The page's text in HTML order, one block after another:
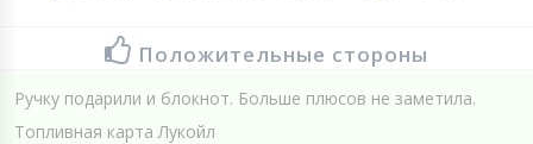
Положительные стороны
Ручку подарили и блокнот. Больше плюсов не заметила.
Топливная карта Лукойл